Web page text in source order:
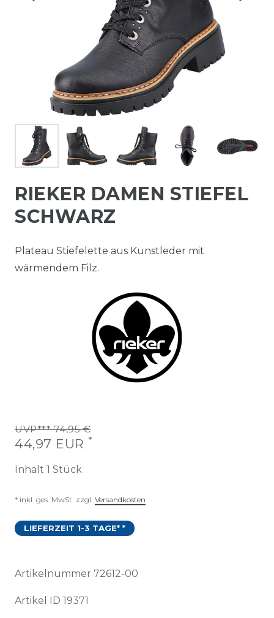
RIEKER DAMEN STIEFEL
SCHWARZ
Plateau Stiefelette aus Kunstleder mit
wärmendem Filz.
UVP*** 74,95 €
44,97 EUR *
Inhalt 1 Stück
* inkl. ges. MwSt. zzgl. Versandkosten
LIEFERZEIT 1-3 TAGE* *
Artikelnummer 72612-00
Artikel ID 19371